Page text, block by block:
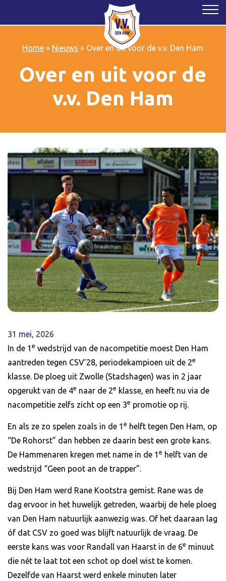
Home » Nieuws » Over en uit voor de v.v. Den Ham
Over en uit voor de
v.v. Den Ham
31 mei, 2026
In de 1 e wedstrijd van de nacompetitie moest Den Ham
aantreden tegen CSV’28, periodekampioen uit de 2e
klasse. De ploeg uit Zwolle (Stadshagen) was in 2 jaar
opgerukt van de 4e naar de 2e klasse, en heeft nu via de
nacompetitie zelfs zicht op een 3e promotie op rij.
En als ze zo spelen zoals in de 1 e helft tegen Den Ham, op
“De Rohorst” dan hebben ze daarin best een grote kans.
De Hammenaren kregen met name in de 1 e helft van de
wedstrijd “Geen poot an de trapper”.
Bij Den Ham werd Rane Kootstra gemist. Rane was de
dag ervoor in het huwelijk getreden, waarbij de hele ploeg
van Den Ham natuurlijk aanwezig was. Of het daaraan lag
óf dat CSV zo goed was blijft natuurlijk de vraag. De
eerste kans was voor Randall van Haarst in de 6e minuut
die nét te laat tot een schot op doel wist te komen.
Dezelfde van Haarst werd enkele minuten later